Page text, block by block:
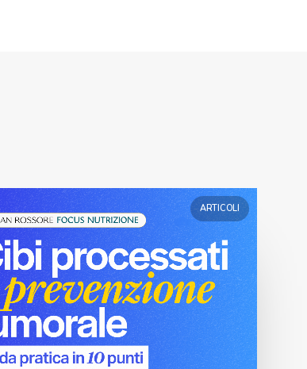
ARTICOLI